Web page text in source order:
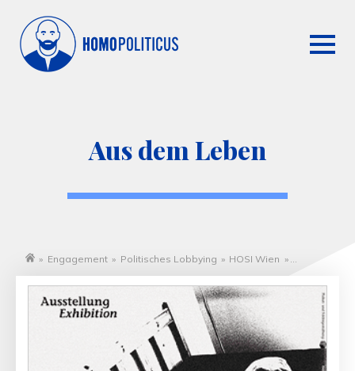
Aus dem Leben
» Engagement » Politisches Lobbying » HOSI Wien »